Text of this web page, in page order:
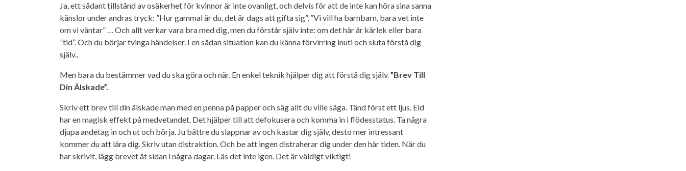
Ja, ett sådant tillstånd av osäkerhet för kvinnor är inte ovanligt, och delvis för att de inte kan höra sina sanna
känslor under andras tryck: ”Hur gammal är du, det är dags att gifta sig”, ”Vi vill ha barnbarn, bara vet inte
om vi väntar” … Och allt verkar vara bra med dig, men du förstår själv inte: om det här är kärlek eller bara
”tid”. Och du börjar tvinga händelser. I en sådan situation kan du känna förvirring inuti och sluta förstå dig
själv..
Men bara du bestämmer vad du ska göra och när. En enkel teknik hjälper dig att förstå dig själv.”Brev Till
Din Älskade”.
Skriv ett brev till din älskade man med en penna på papper och säg allt du ville säga. Tänd först ett ljus. Eld
har en magisk effekt på medvetandet. Det hjälper till att defokusera och komma in i flödesstatus. Ta några
djupa andetag in och ut och börja. Ju bättre du slappnar av och kastar dig själv, desto mer intressant
kommer du att lära dig. Skriv utan distraktion. Och be att ingen distraherar dig under den här tiden. När du
har skrivit, lägg brevet åt sidan i några dagar. Läs det inte igen. Det är väldigt viktigt!